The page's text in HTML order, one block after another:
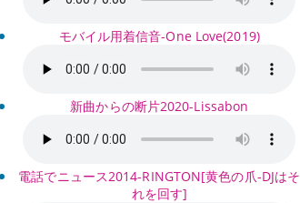
モバイル用着信音-One Love(2019)
新曲からの断片2020-Lissabon
電話でニュース2014-RINGTON[黄色の爪-DJはそ
れを回す]